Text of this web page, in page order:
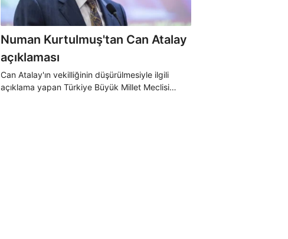
Numan Kurtulmuş'tan Can Atalay
açıklaması
Can Atalay'ın vekilliğinin düşürülmesiyle ilgili
açıklama yapan Türkiye Büyük Millet Meclisi